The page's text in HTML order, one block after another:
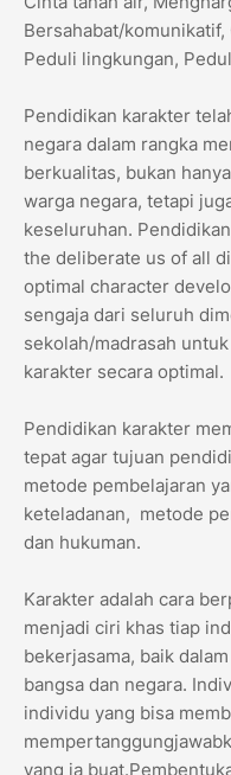
Bersahabat/komunikatif,
Peduli lingkungan,
Pendidikan karakter
negara dalam rangka
berkualitas, bukan
warga negara, tetapi
keseluruhan.
the deliberate us of all
optimal character
sengaja dari seluruh
sekolah/madrasah
karakter secara optimal.
Pendidikan karakter
tepat agar tujuan
metode pembelajaran
keteladanan, metode
dan hukuman.
Karakter adalah cara
menjadi ciri khas tiap
bekerjasama, baik
bangsa dan negara.
individu yang bisa
yang ia